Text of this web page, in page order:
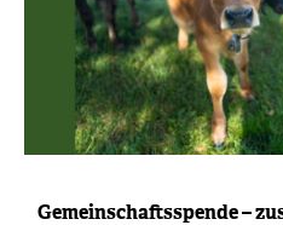
Gemeinschaftsspende –